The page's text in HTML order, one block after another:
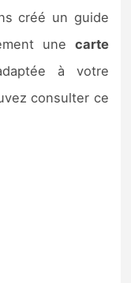
créé un guide
une carte
à votre
consulter ce